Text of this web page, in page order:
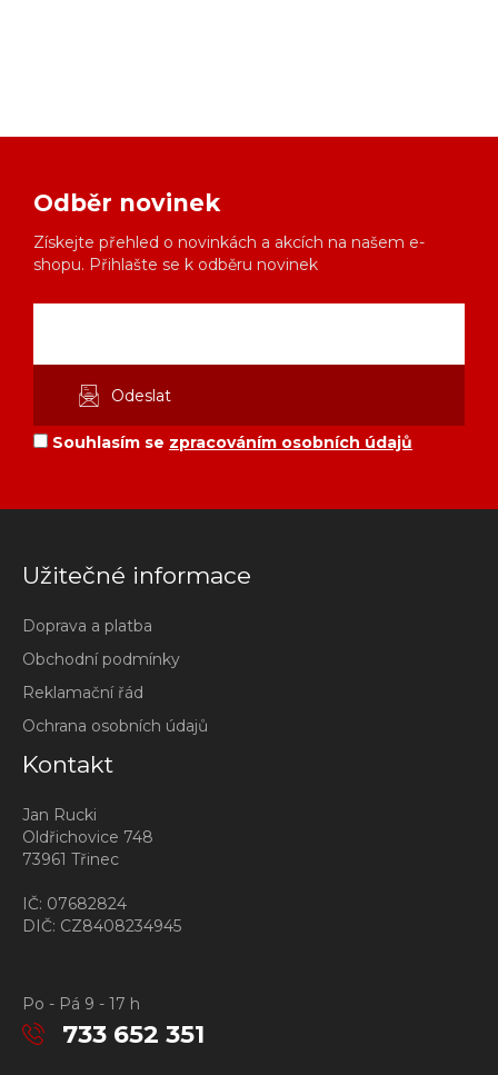
Odběr novinek
Získejte přehled o novinkách a akcích na našem e-
shopu. Přihlašte se k odběru novinek
Souhlasím se zpracováním osobních údajů
Užitečné informace
Doprava a platba
Obchodní podmínky
Reklamační řád
Ochrana osobních údajů
Kontakt
Jan Rucki
Oldřichovice 748
73961 Třinec
IČ: 07682824
DIČ: CZ8408234945
Po - Pá 9 - 17 h
733 652 351